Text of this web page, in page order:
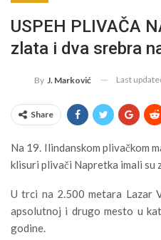
USPEH PLIVAČA
zlata i dva srebra
By J. Marković Last
Share
Na 19. Ilindanskom plivačkom
klisuri plivači Napretka imali su
U trci na 2.500 metara Lazar
apsolutnoj i drugo mesto u
godine.